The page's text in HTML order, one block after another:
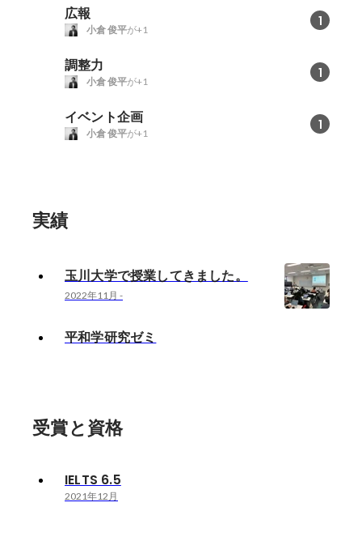
広報 1
小倉 俊平が+1
調整力 1
小倉 俊平が+1
イベント企画 1
小倉 俊平が+1
実績
玉川大学で授業してきました。
2022年11月 -
平和学研究ゼミ
受賞と資格
IELTS 6.5
2021年12月